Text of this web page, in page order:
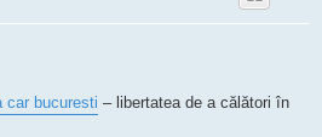
car bucuresti – libertatea de a călători în